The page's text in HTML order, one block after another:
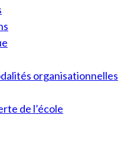
organisationnelles
de l’école